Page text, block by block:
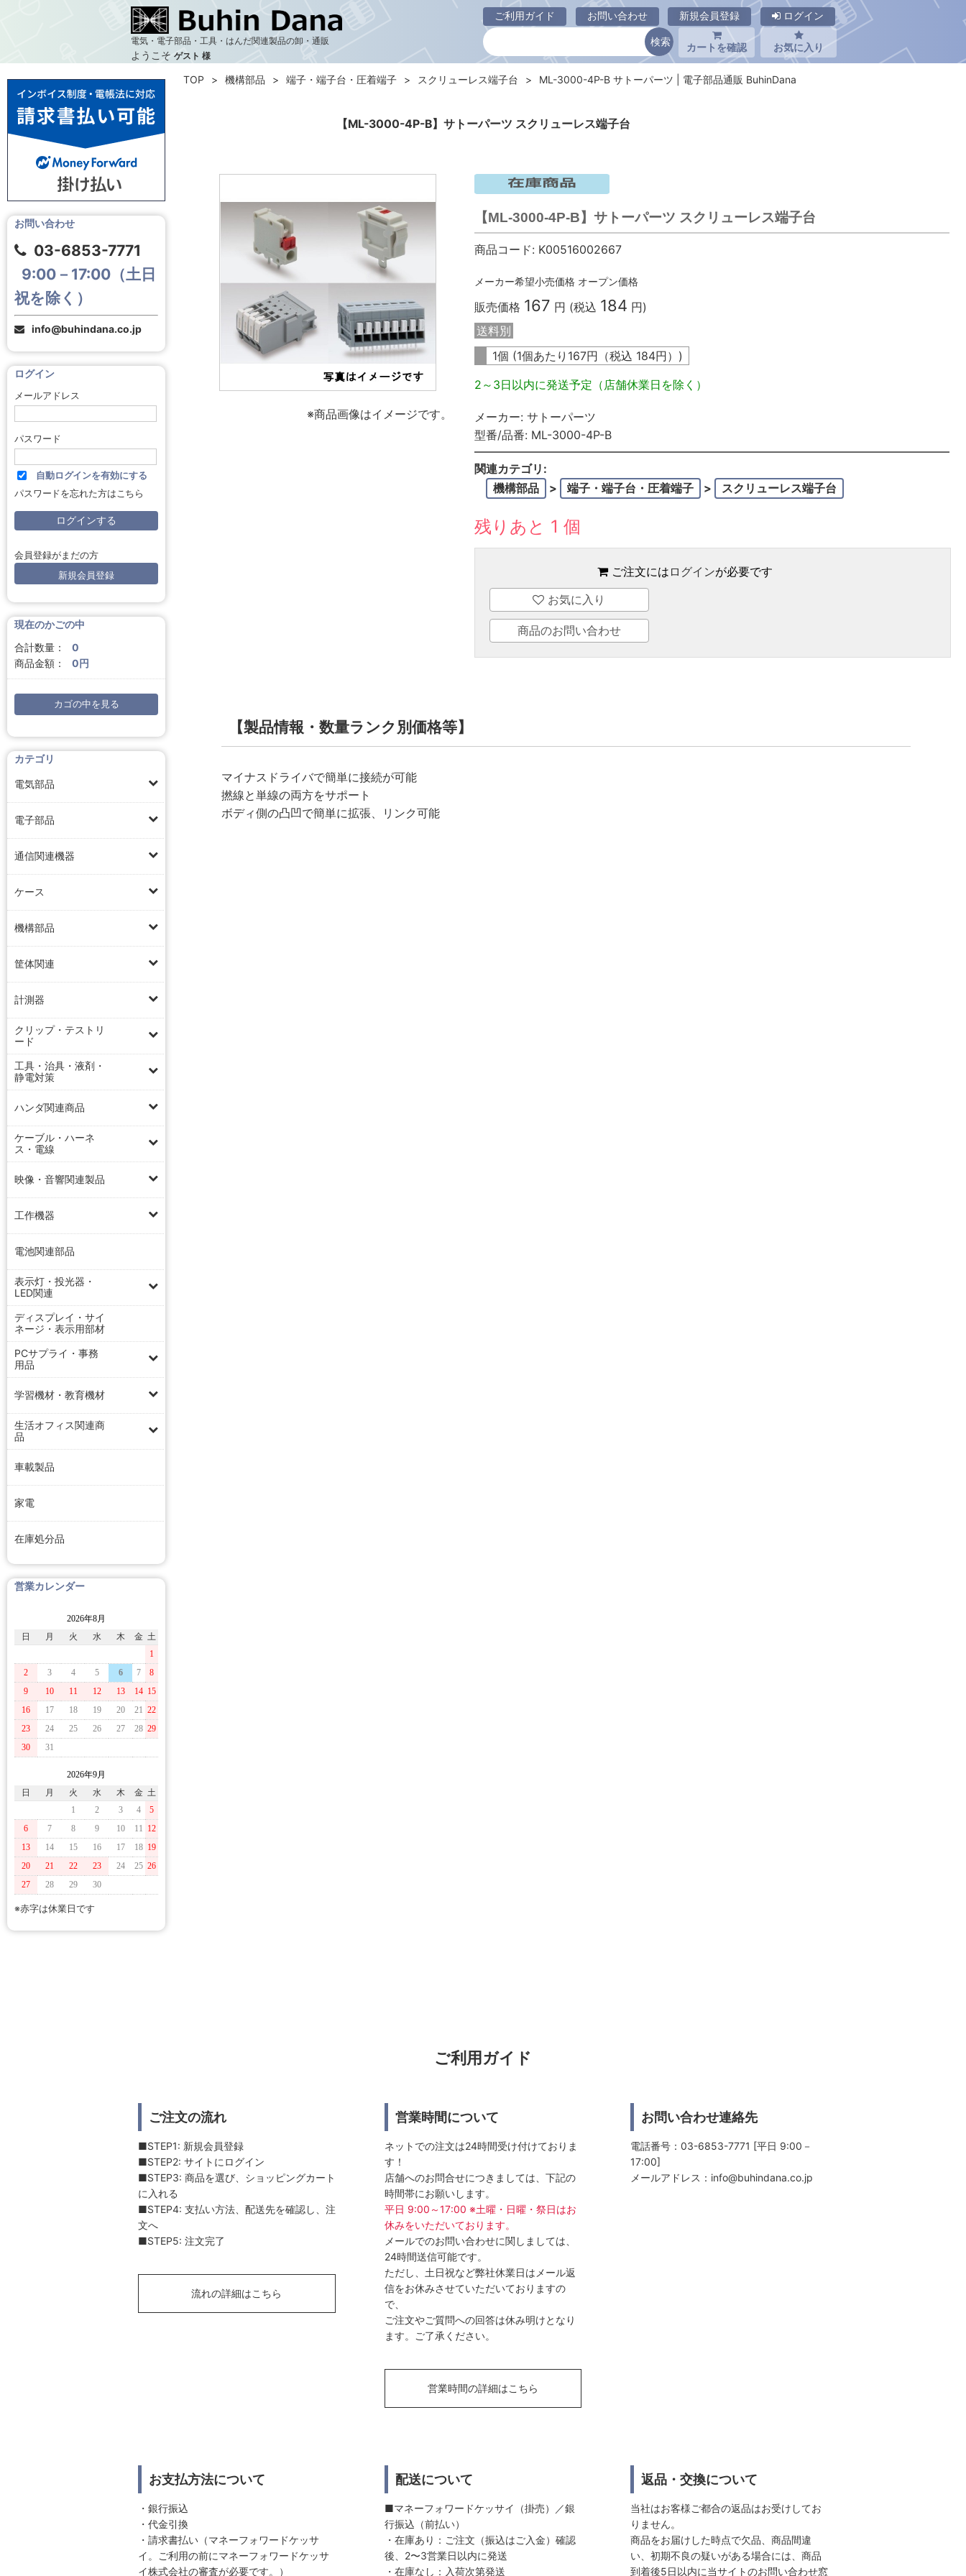
電気・電子部品・工具・はんだ関連製品の卸・通販
ようこそ ゲスト 様
ご利用ガイド お問い合わせ 新規会員登録 ログイン
カートを確認 お気に入り
【ML-3000-4P-B】サトーパーツ スクリューレス端子台
お問い合わせ
03-6853-7771
9:00－17:00（土日
祝を除く）
info@buhindana.co.jp
ログイン
メールアドレス
パスワード
自動ログインを有効にする
パスワードを忘れた方はこちら
会員登録がまだの方
新規会員登録
現在のかごの中
合計数量：
0
商品金額：
0円
カゴの中を見る
カテゴリ
電気部品
電子部品
通信関連機器
ケース
機構部品
筐体関連
計測器
クリップ・テストリ
ード
工具・治具・液剤・
静電対策
ハンダ関連商品
ケーブル・ハーネ
ス・電線
映像・音響関連製品
工作機器
電池関連部品
表示灯・投光器・
LED関連
ディスプレイ・サイ
ネージ・表示用部材
PCサプライ・事務
用品
学習機材・教育機材
生活オフィス関連商
品
車載製品
家電
在庫処分品
営業カレンダー
2026年8月
日
月 火 水 木 金 土
1
2
3 4 5 6 7
8
9
10 11 12 13 14 15
16
17 18 19 20 21 22
23
24 25 26 27 28 29
30
31
2026年9月
日
月 火 水 木 金 土
1
2 3 4
5
6
7 8 9 10 11 12
13
14 15 16 17 18 19
20
21 22 23 24 25 26
27
28 29 30
※赤字は休業日です
TOP 機構部品 端子・端子台・圧着端子 スクリューレス端子台 ML-3000-4P-B サトーパーツ | 電子部品通販 BuhinDana
※商品画像はイメージです。
【ML-3000-4P-B】サトーパーツ スクリューレス端子台
商品コード: K00516002667
メーカー希望小売価格 オープン価格
販売価格 167 円 (税込 184 円)
送料別
1個 (1個あたり 167円（税込 184円）)
2～3日以内に発送予定（店舗休業日を除く）
メーカー: サトーパーツ
型番/品番: ML-3000-4P-B
関連カテゴリ:
機構部品
> 端子・端子台・圧着端子 > スクリューレス端子台
残りあと 1 個
ご注文には ログインが必要です
お気に入り
商品のお問い合わせ
【製品情報・数量ランク別価格等】
マイナスドライバで簡単に接続が可能
撚線と単線の両方をサポート
ボディ側の凸凹で簡単に拡張、リンク可能
ご利用ガイド
ご注文の流れ
■STEP1: 新規会員登録
■STEP2: サイトにログイン
■STEP3: 商品を選び、ショッピングカート
に入れる
■STEP4: 支払い方法、配送先を確認し、注
文へ
■STEP5: 注文完了
流れの詳細はこちら
営業時間について
ネットでの注文は24時間受け付けておりま
す！
店舗へのお問合せにつきましては、下記の
時間帯にお願いします。
平日 9:00～17:00 ※土曜・日曜・祭日はお
休みをいただいております。
メールでのお問い合わせに関しましては、
24時間送信可能です。
ただし、土日祝など弊社休業日はメール返
信をお休みさせていただいておりますの
で、
ご注文やご質問への回答は休み明けとなり
ます。ご了承ください。
営業時間の詳細はこちら
お問い合わせ連絡先
電話番号：03-6853-7771 [平日 9:00－
17:00]
メールアドレス： info@buhindana.co.jp
お支払方法について
・銀行振込
・代金引換
・請求書払い（マネーフォワードケッサ
イ。ご利用の前にマネーフォワードケッサ
イ株式会社の審査が必要です。）
配送について
■マネーフォワードケッサイ（掛売）／銀
行振込（前払い）
・在庫あり：ご注文（振込はご入金）確認
後、2〜3営業日以内に発送
・在庫なし：入荷次第発送
返品・交換について
当社はお客様ご都合の返品はお受けしてお
りません。
商品をお届けした時点で欠品、商品間違
い、初期不良の疑いがある場合には、商品
到着後5日以内に当サイトのお問い合わせ窓